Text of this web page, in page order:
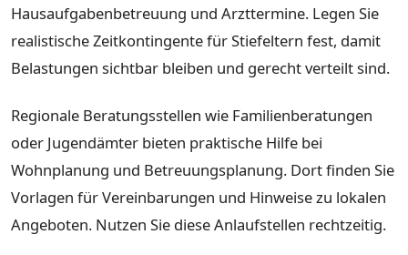
Hausaufgabenbetreuung und Arzttermine. Legen Sie
realistische Zeitkontingente für Stiefeltern fest, damit
Belastungen sichtbar bleiben und gerecht verteilt sind.
Regionale Beratungsstellen wie Familienberatungen
oder Jugendämter bieten praktische Hilfe bei
Wohnplanung und Betreuungsplanung. Dort finden Sie
Vorlagen für Vereinbarungen und Hinweise zu lokalen
Angeboten. Nutzen Sie diese Anlaufstellen rechtzeitig.